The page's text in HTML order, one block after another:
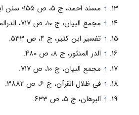
↑ مسند احمد، ج ۵، ص ۱۵۵؛ سنن ‌ابن ماجه، ج ۱، ص ۲۸۷.
↑ مجمع البیان، ج ۱۰، ص ۷۱۷، الدرالمنثور، ج ۸، ص ۴۸۰.
↑ تفسیر ابن کثیر، ج ۴، ص ۵۳۳.
↑ الدر المنثور، ج ۸، ص ۴۸۰.
↑ مجمع البیان، ج ۱۰، ص ۷۱۷.
↑ فى ظلال القرآن، ج ۶، ص ۳۸۸۲.
↑ البرهان، ج ۵، ص ۶۳۳.